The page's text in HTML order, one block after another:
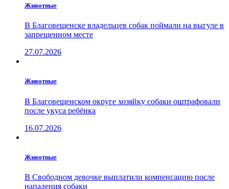
Животные
В Благовещенске владельцев собак поймали на выгуле в
запрещенном месте
27.07.2026
Животные
В Благовещенском округе хозяйку собаки оштрафовали
после укуса ребёнка
16.07.2026
Животные
В Свободном девочке выплатили компенсацию после
нападения собаки